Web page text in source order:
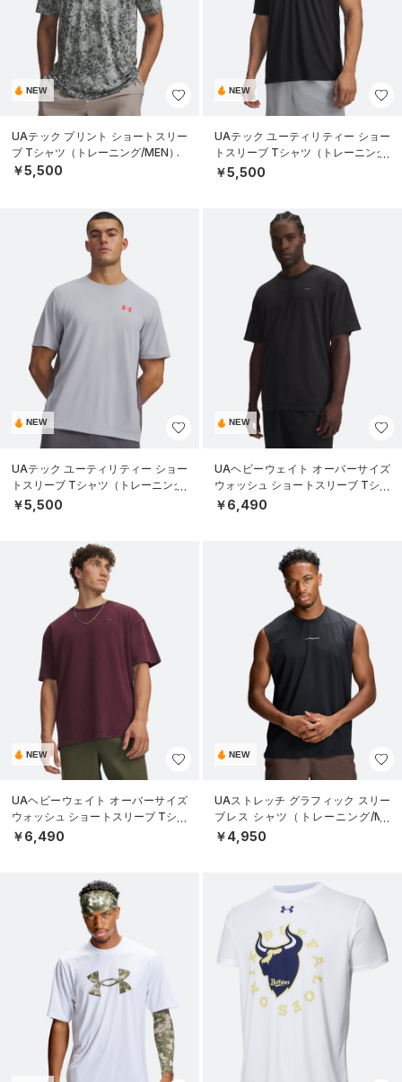
NEW
UAテック プリント ショートスリー
ブ Tシャツ（トレーニング/MEN）
￥5,500
NEW
UAテック ユーティリティー ショー
トスリーブ Tシャツ（トレーニング/
MEN）
￥5,500
NEW
UAテック ユーティリティー ショー
トスリーブ Tシャツ（トレーニング/
MEN）
￥5,500
NEW
UAヘビーウェイト オーバーサイズ
ウォッシュ ショートスリーブ Tシャ
ツ（ライフスタイル/MEN）
￥6,490
NEW
UAヘビーウェイト オーバーサイズ
ウォッシュ ショートスリーブ Tシャ
ツ（ライフスタイル/MEN）
￥6,490
NEW
UAストレッチ グラフィック スリー
ブレス シャツ（トレーニング/ME
N）
￥4,950